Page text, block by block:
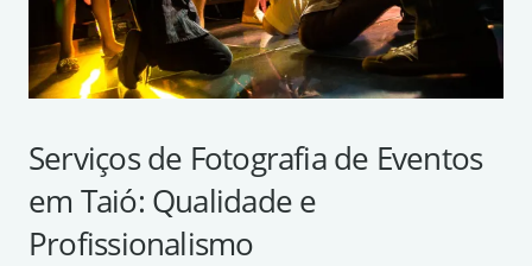
Serviços de Fotografia de Eventos
em Taió: Qualidade e
Profissionalismo